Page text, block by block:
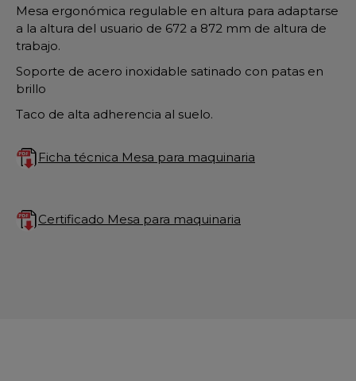
Mesa ergonómica regulable en altura para adaptarse
a la altura del usuario de 672 a 872 mm de altura de
trabajo.
Soporte de acero inoxidable satinado con patas en
brillo
Taco de alta adherencia al suelo.
Ficha técnica Mesa para maquinaria
Certificado Mesa para maquinaria